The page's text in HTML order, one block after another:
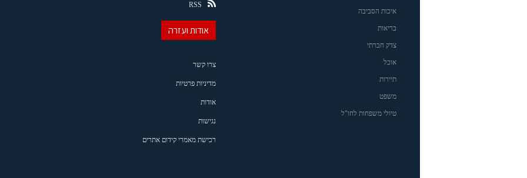
איכות הסביבה
בריאות
צדק חברתי
אוכל
תיירות
משפט
טיולי משפחות לחו"ל
RSS
אודות ועזרה
צרו קשר
מדיניות פרטיות
אודות
נגישות
רכישת מאמרי קידום אתרים